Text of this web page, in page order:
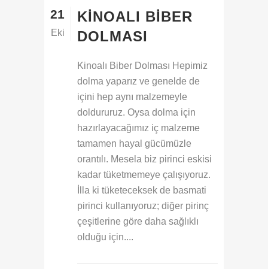
21
Eki
KINOALI BIBER
DOLMASI
Kinoalı Biber Dolması Hepimiz
dolma yaparız ve genelde de
içini hep aynı malzemeyle
doldururuz. Oysa dolma için
hazırlayacağımız iç malzeme
tamamen hayal gücümüzle
orantılı. Mesela biz pirinci eskisi
kadar tüketmemeye çalışıyoruz.
İlla ki tüketeceksek de basmati
pirinci kullanıyoruz; diğer pirinç
çeşitlerine göre daha sağlıklı
olduğu için....